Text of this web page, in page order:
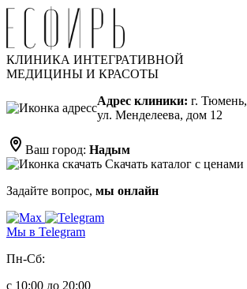
КЛИНИКА ИНТЕГРАТИВНОЙ
МЕДИЦИНЫ И КРАСОТЫ
Адрес клиники: г. Тюмень,
ул. Менделеева, дом 12
Ваш город: Надым
Скачать каталог с ценами
Задайте вопрос, мы онлайн
Мы в Telegram
Пн-Сб:
с 10:00 до 20:00